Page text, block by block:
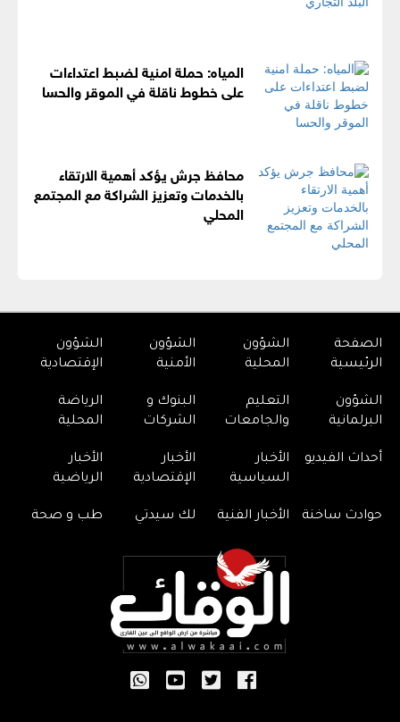
المياه: حملة امنية لضبط اعتداءات
على خطوط ناقلة في الموقر والحسا
محافظ جرش يؤكد أهمية الارتقاء
بالخدمات وتعزيز الشراكة مع المجتمع
المحلي
الصفحة
الرئيسية
الشؤون
المحلية
الشؤون
الأمنية
الشؤون
الإقتصادية
الشؤون
البرلمانية
التعليم
والجامعات
البنوك و
الشركات
الرياضة
المحلية
أحداث الفيديو
الأخبار
السياسية
الأخبار
الإقتصادية
الأخبار
الرياضية
حوادث ساخنة الأخبار الفنية لك سيدتي طب و صحة